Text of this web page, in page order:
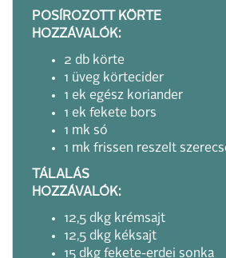
POSÍROZOTT KÖRTE
HOZZÁVALÓK:
2 db körte
1 üveg körtecider
1 ek egész koriander
1 ek fekete bors
1 mk só
1 mk frissen reszelt
TÁLALÁS
HOZZÁVALÓK:
12,5 dkg krémsajt
12,5 dkg kéksajt
15 dkg fekete-erdei sonka